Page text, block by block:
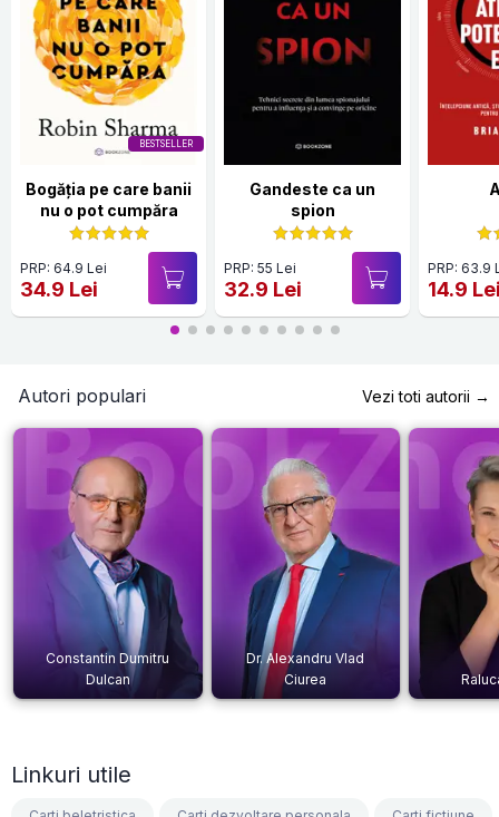
BESTSELLER
Bogăția pe care banii
nu o pot cumpăra
PRP: 64.9 Lei
34.9 Lei
Gandeste ca un
spion
PRP: 55 Lei
32.9 Lei
PRP: 63.9
14.9
Autori populari Vezi toti autorii →
Constantin Dumitru
Dulcan
Dr. Alexandru Vlad
Ciurea
Linkuri utile